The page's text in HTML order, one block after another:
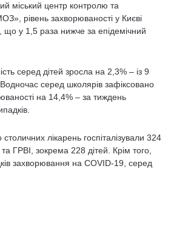
міський центр контролю та
рівень захворюваності у Києві
що у 1,5 раза нижче за епідемічний
серед дітей зросла на 2,3% – із 9
серед школярів зафіксовано
на 14,4% – за тиждень
лікарень госпіталізували 324
ГРВІ, зокрема 228 дітей. Крім того,
захворювання на COVID-19, серед